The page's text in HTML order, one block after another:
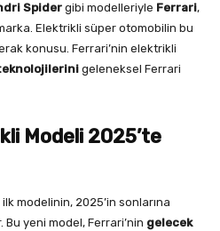
Spider gibi modelleriyle Ferrari,
Elektrikli süper otomobilin bu
konusu. Ferrari’nin elektrikli
geleneksel Ferrari
Modeli 2025’te
modelinin, 2025’in sonlarına
Bu yeni model, Ferrari’nin gelecek